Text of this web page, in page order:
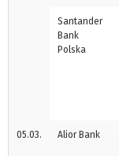
Santander
Bank
Polska
05.03. Alior Bank